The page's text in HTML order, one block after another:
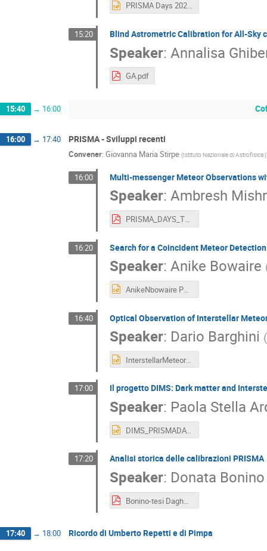
PRISMA Days 2025.pptx
15:20 Blind Astrometric Calibration for All-Sky
Speaker: Annalisa
GA.pdf
15:40 → 16:00
16:00 → 17:40 PRISMA - Sviluppi recenti
Convener: Giovanna Maria Stirpe (Istituto Nazionale di Astrofisica
16:00 Multi-messenger Meteor Observations
Speaker: Ambresh
PRISMA_DAYS_TERAMO.pdf
16:20 Search for a Coincident Meteor
Speaker: Anike Bowaire
AnikeNbowaire PRISMA Days 2025.pptx
16:40 Optical Observation of Interstellar
Speaker: Dario Barghini (
InterstellarMeteors_PRISMADays2025.pptx
17:00 Il progetto DIMS: Dark matter and
Speaker: Paola Stella
DIMS_PRISMADAYS_2025_A.pptx
17:20 Analisi storica delle calibrazioni PRISMA
Speaker: Donata Bonino
Bonino-tesi Daghero.pdf
17:40 → 18:00 Ricordo di Umberto Repetti e di Pimpa